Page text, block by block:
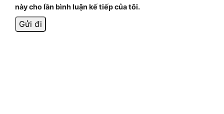
này cho lần bình luận kế tiếp của tôi.